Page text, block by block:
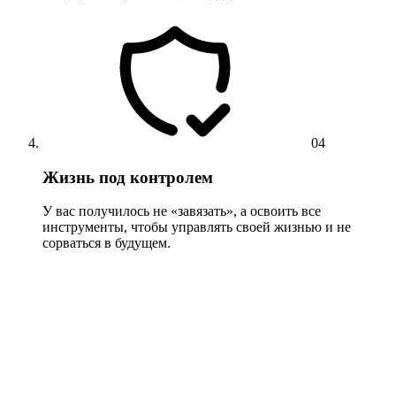
04
Жизнь под контролем
У вас получилось не «завязать», а освоить все
инструменты, чтобы управлять своей жизнью и не
сорваться в будущем.